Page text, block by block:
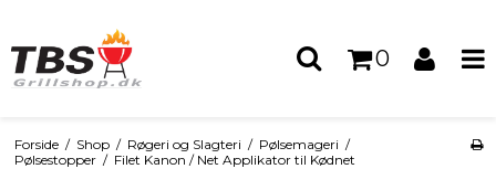
0
Forside / Shop / Røgeri og Slagteri / Pølsemageri /
Pølsestopper / Filet Kanon / Net Applikator til Kødnet